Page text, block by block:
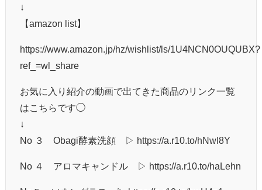
↓
【amazon list】
https://www.amazon.jp/hz/wishlist/ls/1U4NCN0OUQUBX?
ref_=wl_share
お気に入り紹介の動画で出てきた商品のリンク一覧
はこちらです◯
↓
No ３ Obagi酵素洗顔 ▷ https://a.r10.to/hNwI8Y
No ４ アロマキャンドル ▷ https://a.r10.to/haLehn